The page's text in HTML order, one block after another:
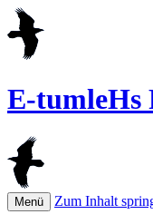
E-tumleHs
Menü Zum Inhalt